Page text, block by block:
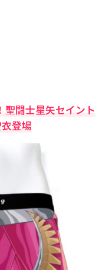
聖闘士星矢セイント
登場